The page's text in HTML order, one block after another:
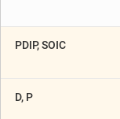
PDIP, SOIC
D, P